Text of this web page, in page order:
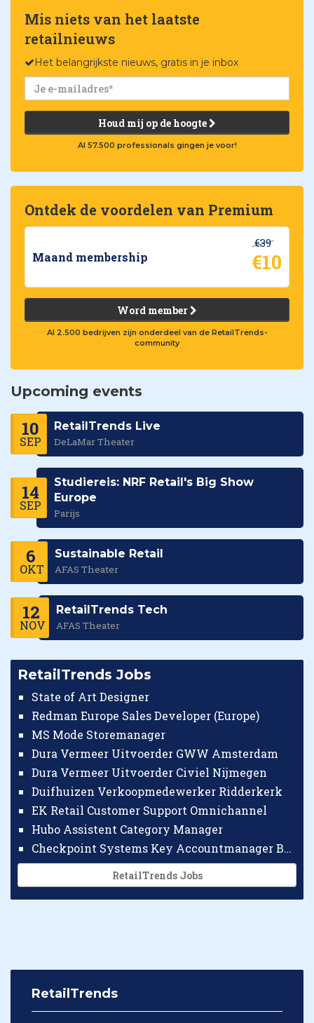
Mis niets van het laatste
retailnieuws
Het belangrijkste nieuws, gratis in je inbox
Houd mij op de hoogte
Al 57.500 professionals gingen je voor!
Ontdek de voordelen van Premium
Maand membership
€39
€10
Word member
Al 2.500 bedrijven zijn onderdeel van de RetailTrends-
community
Upcoming events
10
SEP
RetailTrends Live
DeLaMar Theater
14
SEP
Studiereis: NRF Retail's Big Show
Europe
Parijs
6
OKT
Sustainable Retail
AFAS Theater
12
NOV
RetailTrends Tech
AFAS Theater
RetailTrends Jobs
State of Art Designer
Redman Europe Sales Developer (Europe)
MS Mode Storemanager
Dura Vermeer Uitvoerder GWW Amsterdam
Dura Vermeer Uitvoerder Civiel Nijmegen
Duifhuizen Verkoopmedewerker Ridderkerk
EK Retail Customer Support Omnichannel
Hubo Assistent Category Manager
Checkpoint Systems Key Accountmanager Benelux
RetailTrends Jobs
RetailTrends